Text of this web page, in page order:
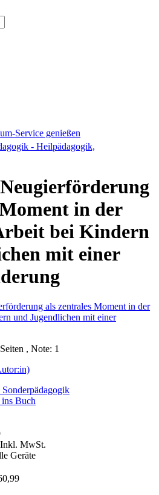
Service genießen
- Heilpädagogik,
in der
bei Kindern
mit einer
, Note: 1
Buch
MwSt.
Geräte